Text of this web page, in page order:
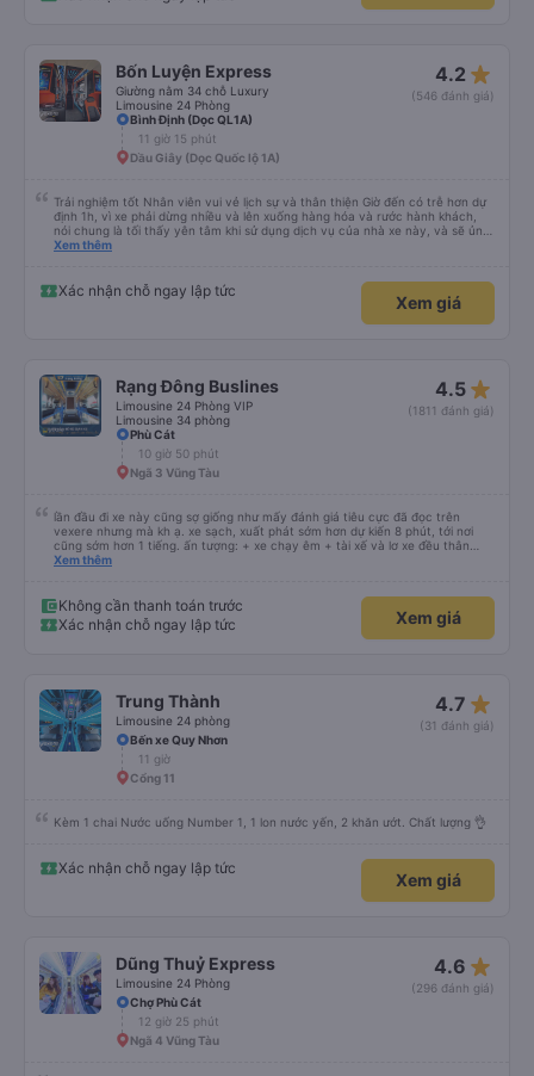
Bốn Luyện Express
Giường nằm 34 chỗ Luxury
Limousine 24 Phòng
4.2 star_rate
(546 đánh giá)
Bình Định (Dọc QL1A)
11 giờ 15 phút
Dầu Giây (Dọc Quốc lộ 1A)
Trải nghiệm tốt Nhân viên vui vẻ lịch sự và thân thiện Giờ đến có trễ hơn dự
định 1h, vì xe phải dừng nhiều và lên xuống hàng hóa và rước hành khách,
nói chung là tối thấy yên tâm khi sử dụng dịch vụ của nhà xe này, và sẽ ủng
hộ và giới thiệu cho người thân sử dụng dịch vụ của nhà xe này
Xem thêm
Xác nhận chỗ ngay lập tức
Xem giá
Rạng Đông Buslines
Limousine 24 Phòng VIP
Limousine 34 phòng
4.5 star_rate
(1811 đánh giá)
Phù Cát
10 giờ 50 phút
Ngã 3 Vũng Tàu
lần đầu đi xe này cũng sợ giống như mấy đánh giá tiêu cực đã đọc trên
vexere nhưng mà kh ạ. xe sạch, xuất phát sớm hơn dự kiến 8 phút, tới nơi
cũng sớm hơn 1 tiếng. ấn tượng: + xe chạy êm + tài xế và lơ xe đều thân
thiện dễ thương. thật ra cũng kh tiếp xúc nhiều+ lắm nhưng cá nhân mình
an sương, xe dừng đúng 3 lần (cả ăn tối) cho khách đi vệ sinh. cái hay ở đây
là khi gần tới chỗ ăn tối sẽ có loa thông báo, loa báo là dừng 30p nhưng thực
tế chỉ dừng khoảng 25p, chắc do khách đã lên đông đủ. tóm lại thì lần đầu đi
Xem thêm
Không cần thanh toán trước
Xác nhận chỗ ngay lập tức
Xem giá
Trung Thành
Limousine 24 phòng
4.7 star_rate
(31 đánh giá)
Bến xe Quy Nhơn
11 giờ
Cổng 11
Kèm 1 chai Nước uống Number 1, 1 lon nước yến, 2 khăn ướt. Chất lượng 👌
Xác nhận chỗ ngay lập tức
Xem giá
Dũng Thuỷ Express
Limousine 24 Phòng
4.6 star_rate
(296 đánh giá)
Chợ Phù Cát
12 giờ 25 phút
Ngã 4 Vũng Tàu